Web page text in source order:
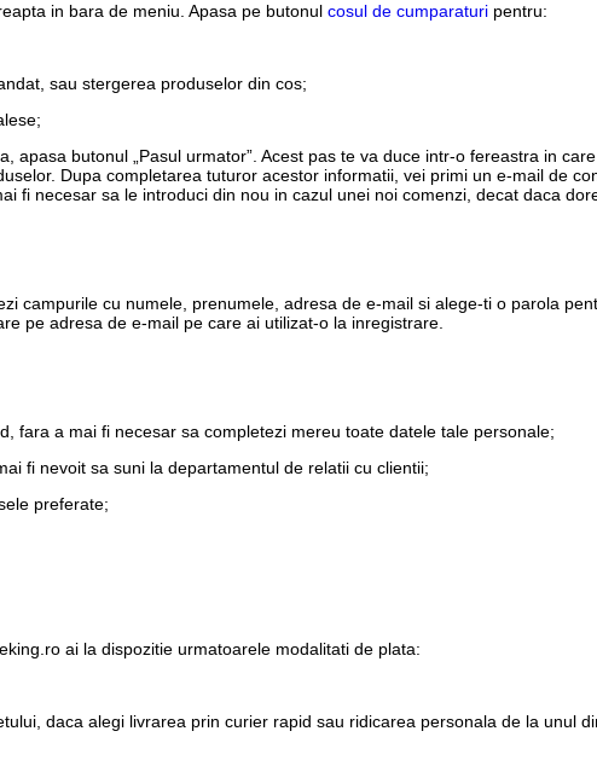
in bara de meniu. Apasa pe butonul cosul de cumparaturi pentru:
sau stergerea produselor din cos;
apasa butonul „Pasul urmator”. Acest pas te va duce intr-o fereastra in
Dupa completarea tuturor acestor informatii, vei primi un e-mail de
fi necesar sa le introduci din nou in cazul unei noi comenzi, decat daca
campurile cu numele, prenumele, adresa de e-mail si alege-ti o parola
pe adresa de e-mail pe care ai utilizat-o la inregistrare.
fara a mai fi necesar sa completezi mereu toate datele tale personale;
fi nevoit sa suni la departamentul de relatii cu clientii;
preferate;
ai la dispozitie urmatoarele modalitati de plata:
daca alegi livrarea prin curier rapid sau ridicarea personala de la unul